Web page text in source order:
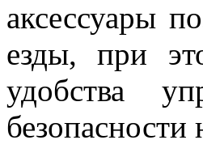
аксессуары
езды, при
удобства